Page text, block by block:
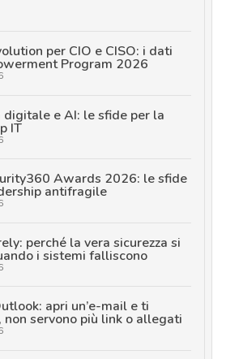
per CIO e CISO: i dati
Program 2026
digitale e AI: le sfide per la
IT
Awards 2026: le sfide
antifragile
perché la vera sicurezza si
i sistemi falliscono
apri un’e-mail e ti
servono più link o allegati